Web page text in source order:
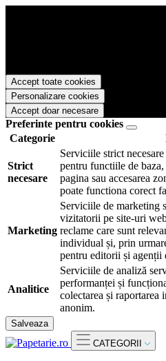
Papetarie.ro este necesar sa fiti de
cookie-uri.
Accept toate cookies
Personalizare cookies
Accept doar necesare
Preferinte pentru cookies
Categorie
Strict
necesare
Serviciile strict
pentru functiile de
pagina sau accesarea
poate functiona corect
Marketing
Serviciile de marketing
vizitatorii pe site-uri
reclame care sunt
individual și, prin
pentru editorii și agenții
Analitice
Serviciile de analiză
performanței și
colectarea și
anonim.
Salveaza
CATEGORII